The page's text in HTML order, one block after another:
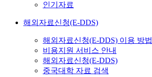
인기자료
해외자료신청(E-DDS)
해외자료신청(E-DDS) 이용 방법
비용지원 서비스 안내
해외자료신청(E-DDS)
중국대학 자료 검색